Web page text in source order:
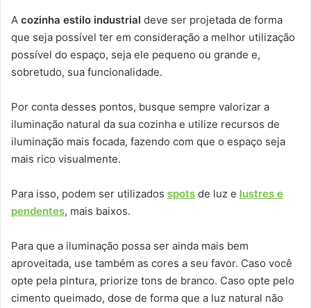
A cozinha estilo industrial deve ser projetada de forma
que seja possível ter em consideração a melhor utilização
possível do espaço, seja ele pequeno ou grande e,
sobretudo, sua funcionalidade.
Por conta desses pontos, busque sempre valorizar a
iluminação natural da sua cozinha e utilize recursos de
iluminação mais focada, fazendo com que o espaço seja
mais rico visualmente.
Para isso, podem ser utilizados spots de luz e lustres e
pendentes, mais baixos.
Para que a iluminação possa ser ainda mais bem
aproveitada, use também as cores a seu favor. Caso você
opte pela pintura, priorize tons de branco. Caso opte pelo
cimento queimado, dose de forma que a luz natural não